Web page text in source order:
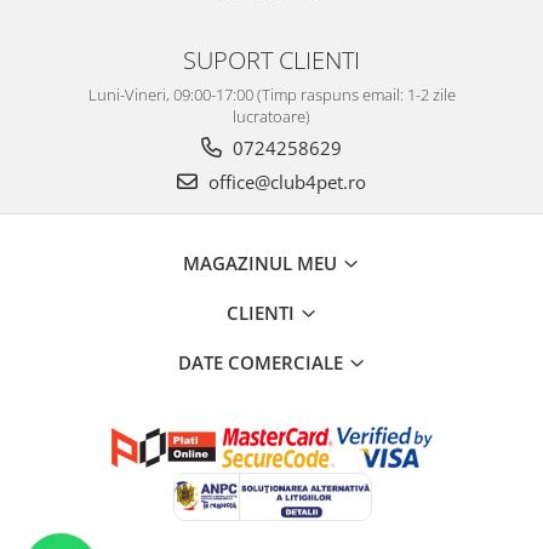
SUPORT CLIENTI
Luni-Vineri, 09:00-17:00 (Timp raspuns email: 1-2 zile
lucratoare)
0724258629
office@club4pet.ro
MAGAZINUL MEU
CLIENTI
DATE COMERCIALE